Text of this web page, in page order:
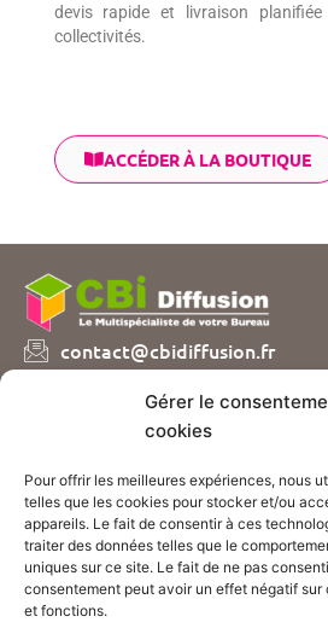
Gérer le
cookies
Pour offrir les meilleures expériences, nous
telles que les cookies pour stocker et/ou
appareils. Le fait de consentir à ces
traiter des données telles que le
uniques sur ce site. Le fait de ne pas
consentement peut avoir un effet négatif
et fonctions.
devis rapide et livraison
collectivités.
ACCÉDER À LA BOUTIQUE
contact@cbidiffusion.fr
Parc d’entreprises Visionis
01090 GUEREINS
Nous vous proposons
fournitures et mobilier de
!